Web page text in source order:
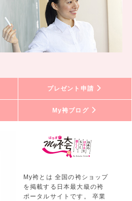
プレゼント申請
My袴ブログ
My袴とは 全国の袴ショップ
を掲載する日本最大級の袴
ポータルサイトです。 卒業